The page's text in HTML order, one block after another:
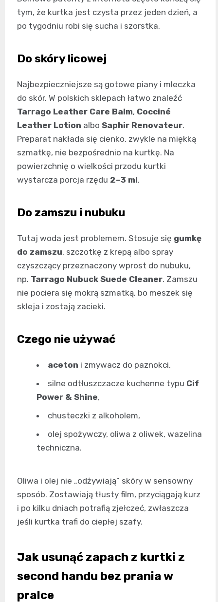
tym, że kurtka jest czysta przez jeden dzień, a
po tygodniu robi się sucha i szorstka.
Do skóry licowej
Najbezpieczniejsze są gotowe piany i mleczka
do skór. W polskich sklepach łatwo znaleźć
Tarrago Leather Care Balm, Cocciné
Leather Lotion albo Saphir Renovateur.
Preparat nakłada się cienko, zwykle na miękką
szmatkę, nie bezpośrednio na kurtkę. Na
powierzchnię o wielkości przodu kurtki
wystarcza porcja rzędu 2–3 ml.
Do zamszu i nubuku
Tutaj woda jest problemem. Stosuje się gumkę
do zamszu, szczotkę z krepą albo spray
czyszczący przeznaczony wprost do nubuku,
np. Tarrago Nubuck Suede Cleaner. Zamszu
nie pociera się mokrą szmatką, bo meszek się
skleja i zostają zacieki.
Czego nie używać
aceton i zmywacz do paznokci,
silne odtłuszczacze kuchenne typu Cif
Power & Shine,
chusteczki z alkoholem,
olej spożywczy, oliwa z oliwek, wazelina
techniczna.
Oliwa i olej nie „odżywiają” skóry w sensowny
sposób. Zostawiają tłusty film, przyciągają kurz
i po kilku dniach potrafią zjełczeć, zwłaszcza
jeśli kurtka trafi do ciepłej szafy.
Jak usunąć zapach z kurtki z
second handu bez prania w
pralce